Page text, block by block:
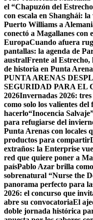
el “Chapuzón del
con escala en Shanghái:
Puerto Williams a
conectó a Magallanes con
EuropaCuando afuera
pantallas: la agenda de
australFrente al Estrecho,
de historia en Punta
PUNTA ARENAS
SEGURIDAD PARA EL
2026Invernadas 2026:
como solo los valientes
hacerlo“Inocencia
para refugiarse del
Punta Arenas con locales
productos para compartir
extraños: la Enterprise
red que quiere poner a
paísPablo Azar brilla
sobrenatural “Nurse the
panorama perfecto para
2026: el concurso que
abre su convocatoriaEl
doble jornada histórica